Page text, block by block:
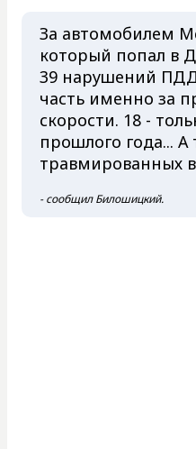
За автомобилем
который попал в
39 нарушений
часть именно за
скорости. 18 -
прошлого года...
травмированных
- сообщил Билошицкий.